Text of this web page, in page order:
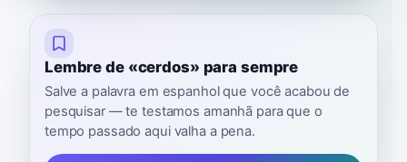
Lembre de «cerdos» para sempre
Salve a palavra em espanhol que você acabou de
pesquisar — te testamos amanhã para que o
tempo passado aqui valha a pena.